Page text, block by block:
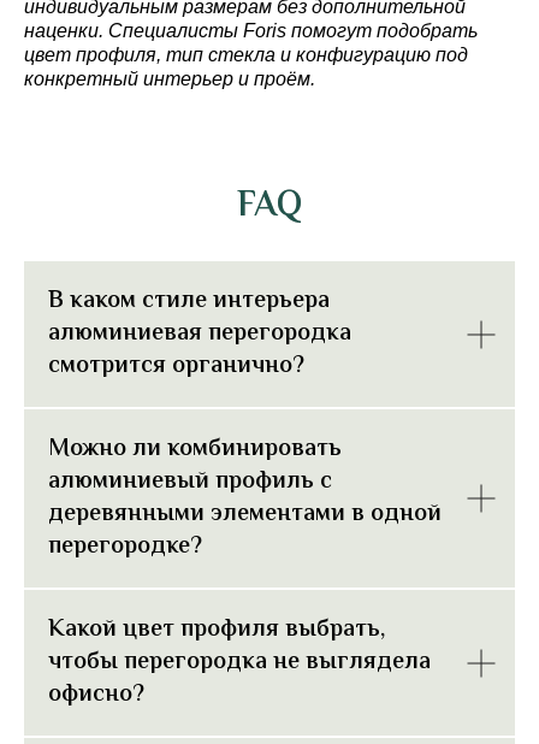
индивидуальным размерам без дополнительной
наценки. Специалисты Foris помогут подобрать
цвет профиля, тип стекла и конфигурацию под
конкретный интерьер и проём.
FAQ
В каком стиле интерьера
алюминиевая перегородка
смотрится органично?
Можно ли комбинировать
алюминиевый профиль с
деревянными элементами в одной
перегородке?
Какой цвет профиля выбрать,
чтобы перегородка не выглядела
офисно?